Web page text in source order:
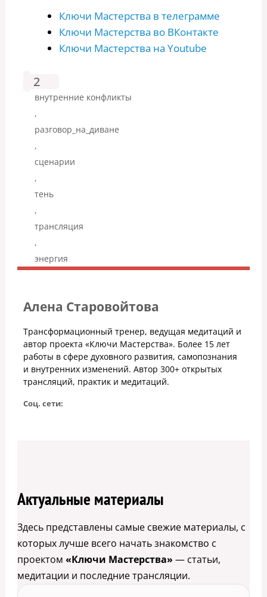
Ключи Мастерства в телеграмме
Ключи Мастерства во ВКонтакте
Ключи Мастерства на Youtube
внутренние конфликты
,
разговор_на_диване
,
сценарии
,
тень
,
трансляция
,
энергия
2
Алена Старовойтова
Трансформационный тренер, ведущая медитаций и
автор проекта «Ключи Мастерства». Более 15 лет
работы в сфере духовного развития, самопознания
и внутренних изменений. Автор 300+ открытых
трансляций, практик и медитаций.
Соц. сети:
Актуальные материалы
Здесь представлены самые свежие материалы, с
которых лучше всего начать знакомство с
проектом «Ключи Мастерства» — статьи,
медитации и последние трансляции.